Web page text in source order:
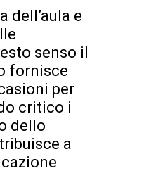
dell’aula e
senso il
fornisce
per
critico i
dello
a